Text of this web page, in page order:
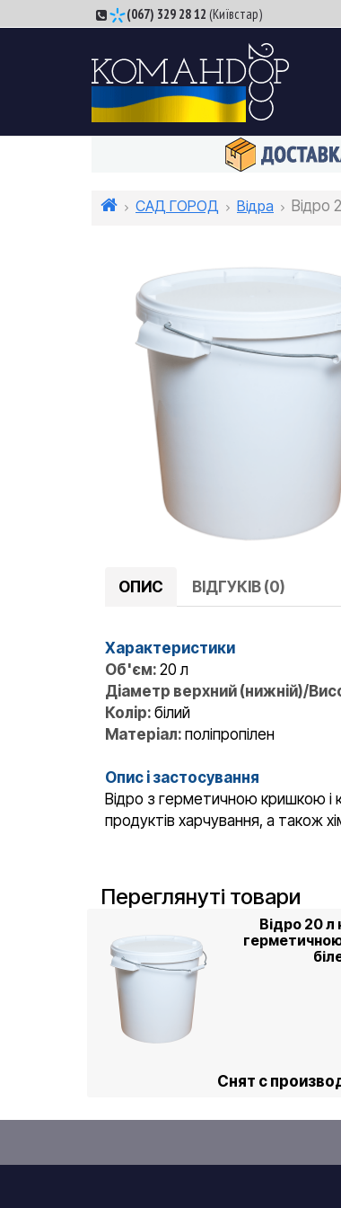
(067) 329 28 12 (Київстар)
САД ГОРОД Відра Відро
ОПИС ВІДГУКІВ (0)
Характеристики
Об'єм: 20 л
Діаметр верхний (нижній)/
Колір: білий
Матеріал: поліпропілен
Опис і застосування
Відро з герметичною кришкою і
продуктів харчування, а також
Переглянуті товари
Відро 20 л
Снят с